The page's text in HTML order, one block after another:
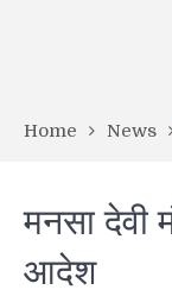
Home News
मनसा देवी
आदेश